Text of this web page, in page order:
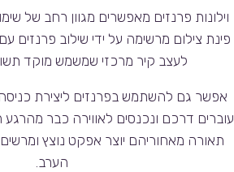
וילונות פרנזים מאפשרים מגוון רחב של
פינת צילום מרשימה על ידי שילוב פרנזים
לעצב קיר מרכזי שמשמש מוקד
אפשר גם להשתמש בפרנזים ליצירת
עוברים דרכם ונכנסים לאווירה כבר מהרגע
תאורה מאחוריהם יוצר אפקט נוצץ
הערב.